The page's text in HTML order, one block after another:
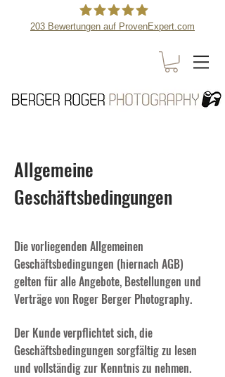
Berger Roger Photography
203 Bewertungen auf ProvenExpert.com
Allgemeine
Geschäftsbedingungen
Die vorliegenden Allgemeinen
Geschäftsbedingungen (hiernach AGB)
gelten für alle Angebote, Bestellungen und
Verträge von Roger Berger Photography.
Der Kunde verpflichtet sich, die
Geschäftsbedingungen sorgfältig zu lesen
und vollständig zur Kenntnis zu nehmen.